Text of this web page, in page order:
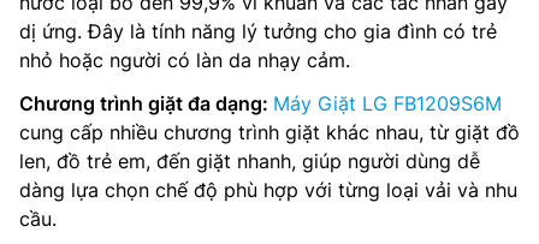
dị ứng. Đây là tính năng lý tưởng cho gia đình có trẻ
nhỏ hoặc người có làn da nhạy cảm.
Chương trình giặt đa dạng: Máy Giặt LG FB1209S6M
cung cấp nhiều chương trình giặt khác nhau, từ giặt đồ
len, đồ trẻ em, đến giặt nhanh, giúp người dùng dễ
dàng lựa chọn chế độ phù hợp với từng loại vải và nhu
cầu.